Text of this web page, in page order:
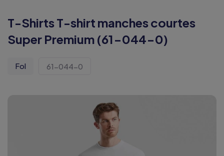
T-Shirts T-shirt manches courtes
Super Premium (61-044-0)
Fol 61-044-0